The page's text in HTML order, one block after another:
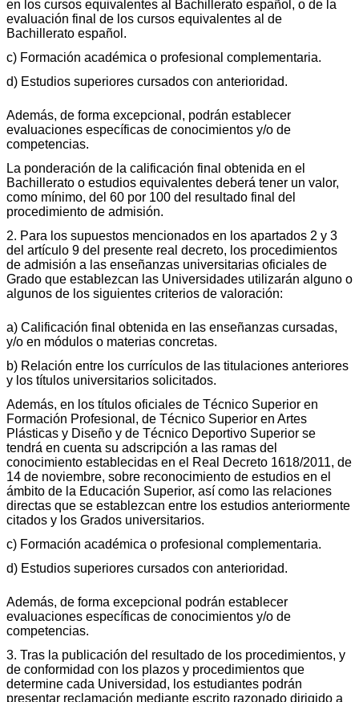
en los cursos equivalentes al Bachillerato español, o de la
evaluación final de los cursos equivalentes al de
Bachillerato español.
c) Formación académica o profesional complementaria.
d) Estudios superiores cursados con anterioridad.
Además, de forma excepcional, podrán establecer
evaluaciones específicas de conocimientos y/o de
competencias.
La ponderación de la calificación final obtenida en el
Bachillerato o estudios equivalentes deberá tener un valor,
como mínimo, del 60 por 100 del resultado final del
procedimiento de admisión.
2. Para los supuestos mencionados en los apartados 2 y 3
del artículo 9 del presente real decreto, los procedimientos
de admisión a las enseñanzas universitarias oficiales de
Grado que establezcan las Universidades utilizarán alguno o
algunos de los siguientes criterios de valoración:
a) Calificación final obtenida en las enseñanzas cursadas,
y/o en módulos o materias concretas.
b) Relación entre los currículos de las titulaciones anteriores
y los títulos universitarios solicitados.
Además, en los títulos oficiales de Técnico Superior en
Formación Profesional, de Técnico Superior en Artes
Plásticas y Diseño y de Técnico Deportivo Superior se
tendrá en cuenta su adscripción a las ramas del
conocimiento establecidas en el Real Decreto 1618/2011, de
14 de noviembre, sobre reconocimiento de estudios en el
ámbito de la Educación Superior, así como las relaciones
directas que se establezcan entre los estudios anteriormente
citados y los Grados universitarios.
c) Formación académica o profesional complementaria.
d) Estudios superiores cursados con anterioridad.
Además, de forma excepcional podrán establecer
evaluaciones específicas de conocimientos y/o de
competencias.
3. Tras la publicación del resultado de los procedimientos, y
de conformidad con los plazos y procedimientos que
determine cada Universidad, los estudiantes podrán
presentar reclamación mediante escrito razonado dirigido a